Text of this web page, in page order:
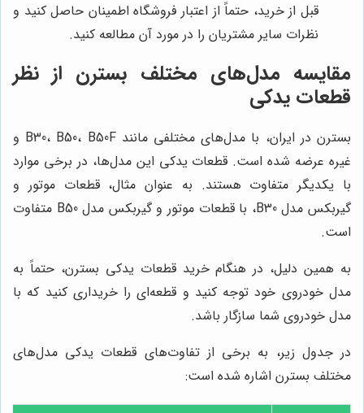
قبل از خرید، حتماً از اعتبار فروشگاه اطمینان حاصل کنید و
نظرات سایر مشتریان را در مورد آن مطالعه کنید.
مقایسه مدل‌های مختلف بسترن از نظر
قطعات یدکی
بسترن در ایران، با مدل‌های مختلفی مانند B30، B50، B50F و
غیره عرضه شده است. قطعات یدکی این مدل‌ها، در برخی موارد
با یکدیگر متفاوت هستند. به عنوان مثال، قطعات موتور و
گیربکس مدل B30، با قطعات موتور و گیربکس مدل B50 متفاوت
است.
به همین دلیل، در هنگام خرید قطعات یدکی بسترن، حتماً به
مدل خودروی خود توجه کنید و قطعه‌ای را خریداری کنید که با
مدل خودروی شما سازگار باشد.
در جدول زیر، به برخی از تفاوت‌های قطعات یدکی مدل‌های
مختلف بسترن اشاره شده است: